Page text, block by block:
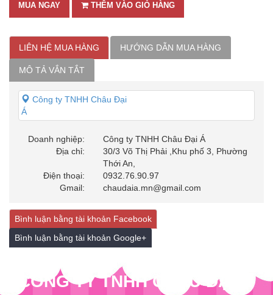
MUA NGAY THÊM VÀO GIỎ HÀNG
LIÊN HỆ MUA HÀNG HƯỚNG DẪN MUA HÀNG
MÔ TẢ VẮN TẮT
Công ty TNHH Châu Đại
Á
Doanh nghiệp:
Công ty TNHH Châu Đại Á
Địa chỉ:
30/3 Võ Thị Phải ,Khu phố 3, Phường
Thới An,
Điện thoại:
0932.76.90.97
Gmail:
chaudaia.mn@gmail.com
Bình luận bằng tài khoản Facebook
Bình luận bằng tài khoản Google+
CÔNG TY TNHH CHÂU ĐẠI Á